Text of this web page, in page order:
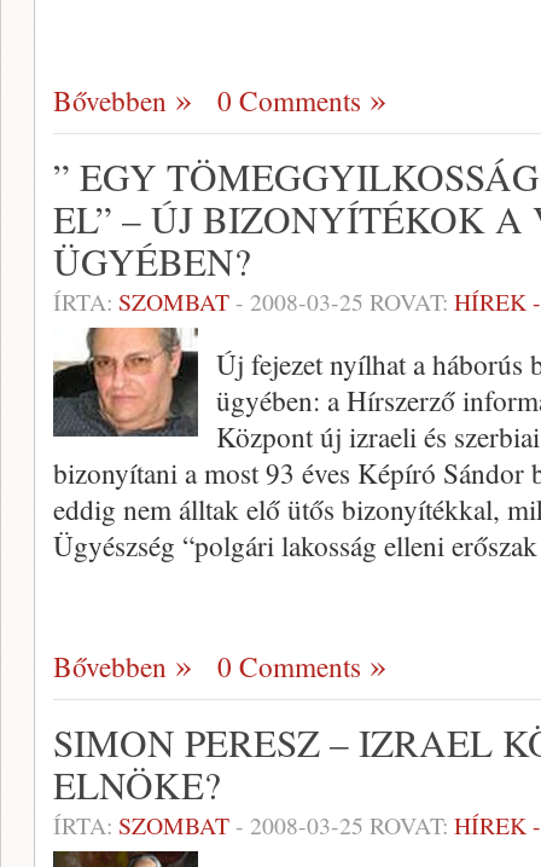
Bővebben 0 Comments
” EGY
EL” – ÚJ BIZONYÍTÉKOK A
ÜGYÉBEN?
ÍRTA: SZOMBAT- 2008-03-25 ROVAT: HÍREK
Új fejezet nyílhat a háborús
ügyében: a Hírszerző
Központ új izraeli és
bizonyítani a most 93 éves Képíró Sándor
eddig nem álltak elő ütős bizonyítékkal,
Ügyészség “polgári lakosság elleni
Bővebben 0 Comments
SIMON PERESZ – IZRAEL
ELNÖKE?
ÍRTA: SZOMBAT- 2008-03-25 ROVAT: HÍREK